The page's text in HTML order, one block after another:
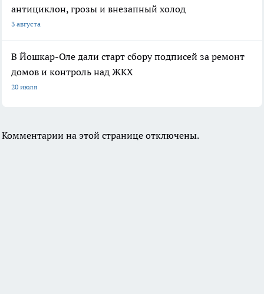
антициклон, грозы и внезапный холод
3 августа
В Йошкар-Оле дали старт сбору подписей за ремонт
домов и контроль над ЖКХ
20 июля
Комментарии на этой странице отключены.